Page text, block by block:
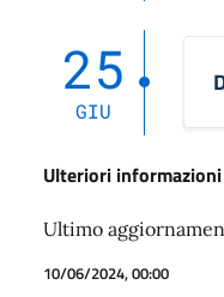
25
GIU
Ulteriori informazioni
Ultimo
10/06/2024, 00:00